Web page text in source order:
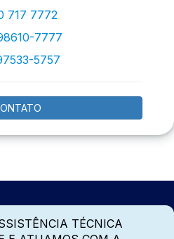
717 7772
7777
5757
TÉCNICA